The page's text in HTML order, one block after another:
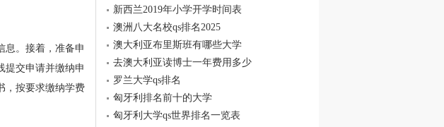
息。接着，准备申
提交申请并缴纳申
，按要求缴纳学费
新西兰2019年小学开学时间表
澳洲八大名校qs排名2025
澳大利亚布里斯班有哪些大学
去澳大利亚读博士一年费用多少
罗兰大学qs排名
匈牙利排名前十的大学
匈牙利大学qs世界排名一览表